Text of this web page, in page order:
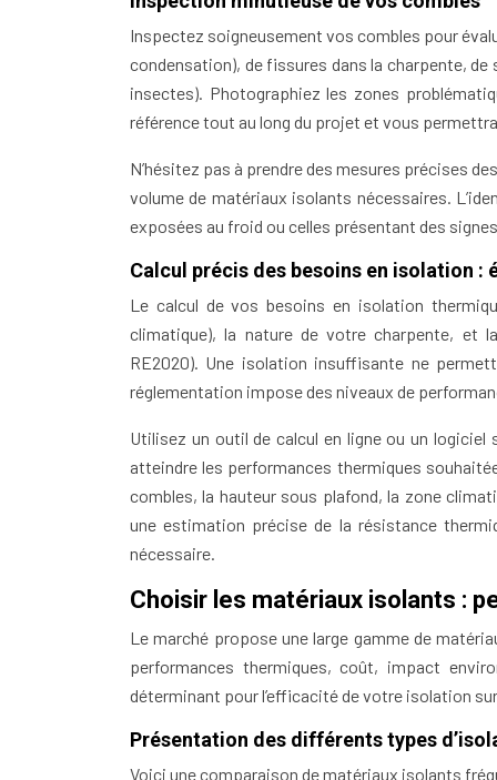
Inspectez soigneusement vos combles pour
condensation), de fissures dans la charpente, de
insectes). Photographiez les zones
référence tout au long du projet et vous
N’hésitez pas à prendre des mesures précises
volume de matériaux isolants nécessaires.
exposées au froid ou celles présentant des
Calcul précis des besoins en isolation
Le calcul de vos besoins en isolation
climatique), la nature de votre charpente, et
RE2020). Une isolation insuffisante ne
réglementation impose des niveaux de
Utilisez un outil de calcul en ligne ou un logiciel
atteindre les performances thermiques
combles, la hauteur sous plafond, la zone
une estimation précise de la résistance
nécessaire.
Choisir les matériaux isolants :
Le marché propose une large gamme de
performances thermiques, coût, impact
déterminant pour l’efficacité de votre isolation
Présentation des différents types
Voici une comparaison de matériaux isolants